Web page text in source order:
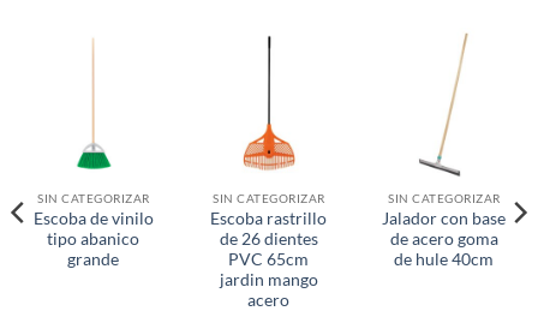
SIN CATEGORIZAR
Escoba de vinilo
tipo abanico
grande
SIN CATEGORIZAR
Escoba rastrillo
de 26 dientes
PVC 65cm
jardin mango
acero
SIN CATEGORIZAR
Jalador con base
de acero goma
de hule 40cm